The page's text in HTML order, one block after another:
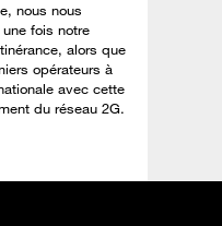
nous nous
fois notre
alors que
opérateurs à
avec cette
du réseau 2G.